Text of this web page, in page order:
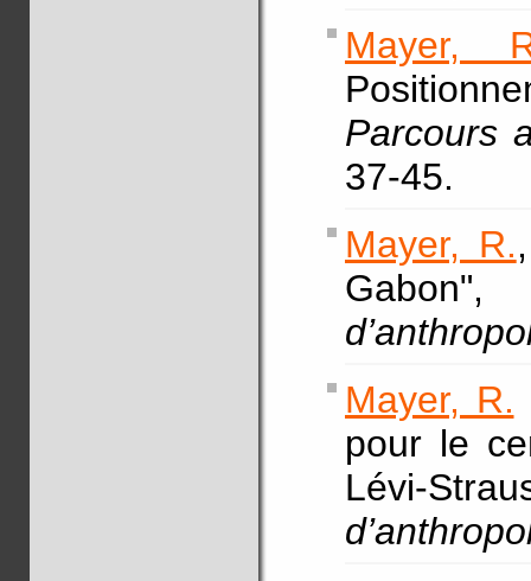
Mayer,
Parcours
37-45.
Mayer, R.
Mayer, R.
pour le
Lévi-